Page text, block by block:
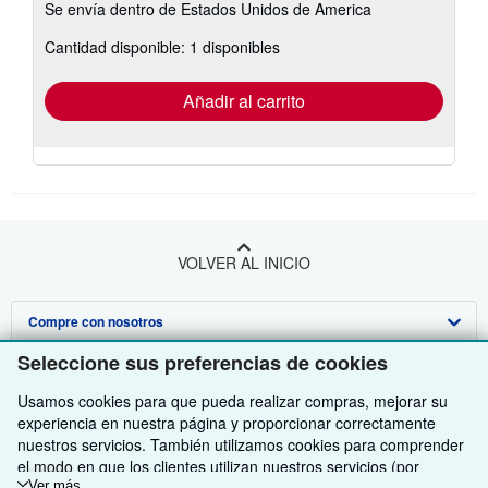
Seleccione sus preferencias de cookies
Usamos cookies para que pueda realizar compras, mejorar su
experiencia en nuestra página y proporcionar correctamente
nuestros servicios. También utilizamos cookies para comprender
el modo en que los clientes utilizan nuestros servicios (por
información
las
tarifas
envío
Se envía dentro de Estados Unidos de America
Cantidad disponible: 1 disponibles
Añadir al carrito
VOLVER AL INICIO
Compre con nosotros
Búsqueda avanzada
Colecciones
Mi cuenta
Venda con nosotros
Comenzar a vender
Únase a nuestro programa de afiliados
Sobre nosotros
Sobre IberLibro
Obtener Ayuda